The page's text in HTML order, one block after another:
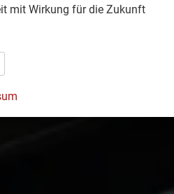
mit Wirkung für die Zukunft